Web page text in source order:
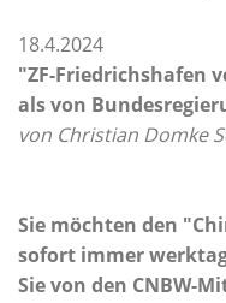
18.4.2024
"ZF-Friedrichshafen
als von
von Christian Domke
Sie möchten den
sofort immer
Sie von den CNBW-